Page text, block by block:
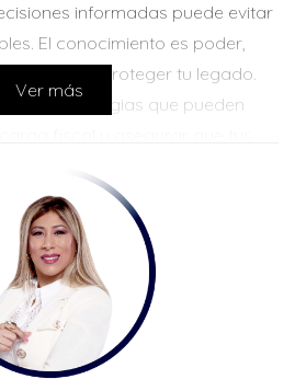
informadas puede evitar
El conocimiento es poder,
se trata de proteger tu legado.
estrategias que pueden
Proteger tu
que puedes proteger tu
Impuesto de Sucesión en
estrategias efectivas:
Ver más